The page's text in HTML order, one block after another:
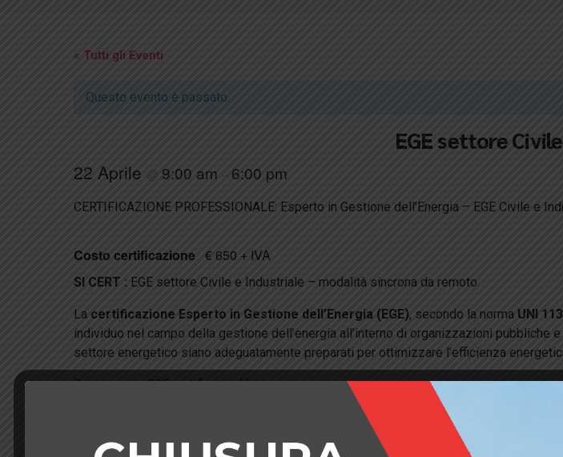
« Tutti gli Eventi
Questo evento è passato.
EGE settore
22 Aprile @ 9:00 am – 6:00 pm
CERTIFICAZIONE PROFESSIONALE: Esperto in Gestione dell’Energia – EGE Civile e
Costo certificazione € 650 + IVA
SI CERT : EGE settore Civile e Industriale – modalità sincrona da remoto
La certificazione Esperto in Gestione dell’Energia (EGE), secondo la norma UNI
individuo nel campo della gestione dell’energia all’interno di organizzazioni
settore energetico siano adeguatamente preparati per ottimizzare l’efficienza
Diventare un EGE certificato offre numerosi vantaggi:
Ampliare le proprie prospettive di carriera nel settore